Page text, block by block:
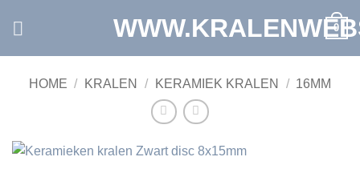
0
HOME / KRALEN / KERAMIEK KRALEN / 16MM